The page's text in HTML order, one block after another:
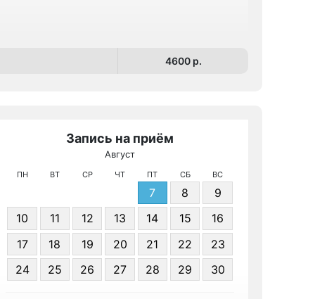
4600 p.
Запись на приём
Август
ПН ВТ СР ЧТ ПТ СБ ВС
7 8
9
10
11 12 13 14 15
16
17
18 19 20 21 22
23
24
25 26 27 28 29 30